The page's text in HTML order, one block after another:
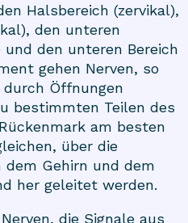
Halsbereich (zervikal),
den unteren
den unteren Bereich
gehen Nerven, so
Öffnungen
bestimmten Teilen des
am besten
über die
dem Gehirn und dem
her geleitet werden.
die Signale aus